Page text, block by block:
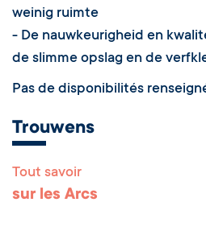
weinig ruimte
- De nauwkeurigheid en
de slimme opslag en de
Pas de disponibilités
Trouwens
Tout savoir
sur les Arcs